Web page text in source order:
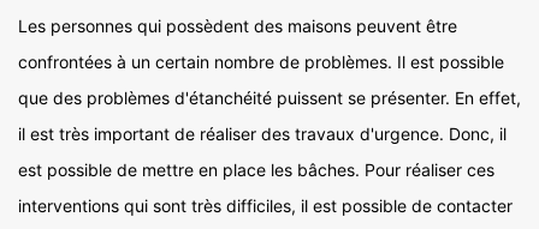
Les personnes qui possèdent des maisons peuvent être
confrontées à un certain nombre de problèmes. Il est possible
que des problèmes d'étanchéité puissent se présenter. En effet,
il est très important de réaliser des travaux d'urgence. Donc, il
est possible de mettre en place les bâches. Pour réaliser ces
interventions qui sont très difficiles, il est possible de contacter